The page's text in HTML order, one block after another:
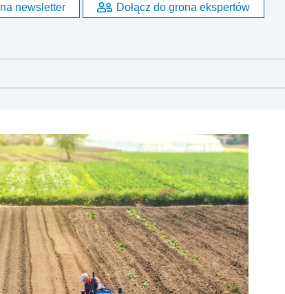
newsletter Dołącz do grona ekspertów